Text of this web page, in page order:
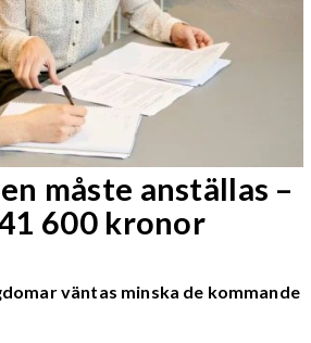
måste anställas –
600 kronor
väntas minska de kommande